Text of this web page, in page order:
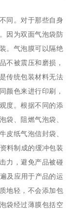
同。对于那些自身
因为双面气泡袋防
。气泡膜可以隔绝
不被震压和磨损，
传统包装材料无法
颜色来进行印刷，
度。根据不同的添
袋、阻燃气泡袋、
皮纸气泡信封袋、
料制成的缓冲包装
力，避免产品被碰
及应用于产品的运
地轻，不会添加包
袋经过薄膜包括空